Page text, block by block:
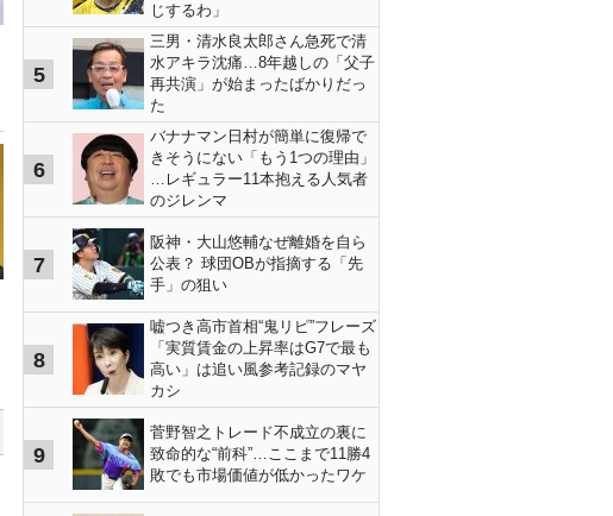
じするわ」
5
三男・清水良太郎さん急死で清
水アキラ沈痛…8年越しの「父子
再共演」が始まったばかりだっ
た
6
バナナマン日村が簡単に復帰で
きそうにない「もう1つの理由」
…レギュラー11本抱える人気者
のジレンマ
7
阪神・大山悠輔なぜ離婚を自ら
公表？ 球団OBが指摘する「先
手」の狙い
8
嘘つき高市首相“鬼リピ”フレーズ
「実質賃金の上昇率はG7で最も
高い」は追い風参考記録のマヤ
カシ
9
菅野智之トレード不成立の裏に
致命的な“前科”…ここまで11勝4
敗でも市場価値が低かったワケ